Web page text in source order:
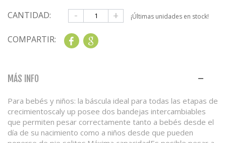
CANTIDAD: - + ¡Últimas unidades en stock!
COMPARTIR: Share
MÁS INFO
Para bebés y niños: la báscula ideal para todas las etapas de
crecimientoscaly up posee dos bandejas intercambiables
que permiten pesar correctamente tanto a bebés desde el
día de su nacimiento como a niños desde que pueden